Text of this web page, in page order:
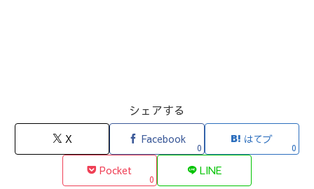
シェアする
X Facebook
0
はてブ
0
Pocket
0
LINE